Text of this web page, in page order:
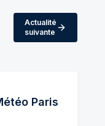
Actualité
suivante
Paris